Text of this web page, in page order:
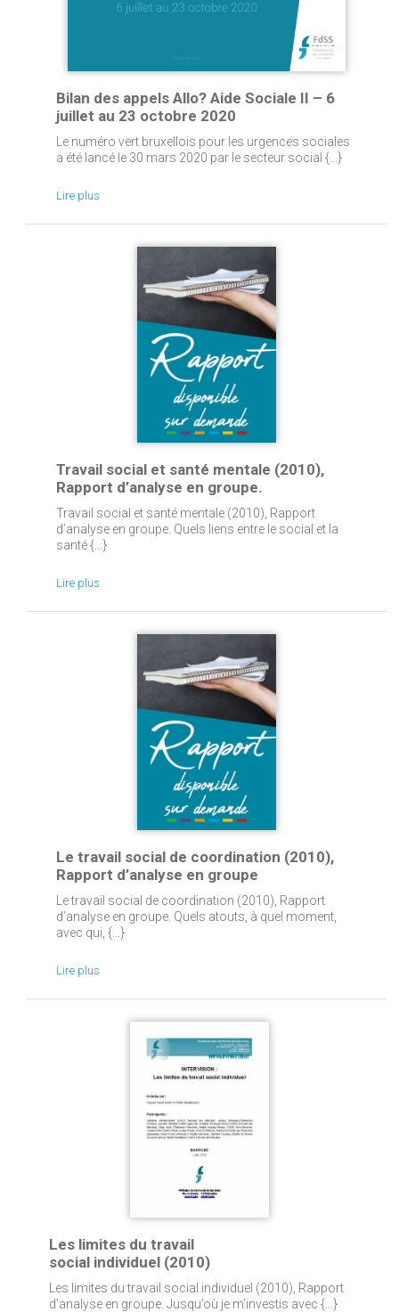
Bilan des appels Allo? Aide Sociale II – 6
juillet au 23 octobre 2020
Le numéro vert bruxellois pour les urgences sociales
a été lancé le 30 mars 2020 par le secteur social {...}
Lire plus
Travail social et santé mentale (2010),
Rapport d’analyse en groupe.
Travail social et santé mentale (2010), Rapport
d’analyse en groupe. Quels liens entre le social et la
santé {...}
Lire plus
Le travail social de coordination (2010),
Rapport d’analyse en groupe
Le travail social de coordination (2010), Rapport
d’analyse en groupe. Quels atouts, à quel moment,
avec qui, {...}
Lire plus
Les limites du travail
social individuel (2010)
Les limites du travail social individuel (2010), Rapport
d’analyse en groupe. Jusqu’où je m’investis avec {...}